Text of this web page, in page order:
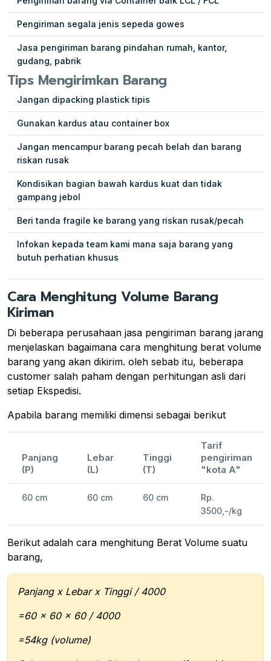
Pengiriman segala jenis sepeda gowes
Jasa pengiriman barang pindahan rumah, kantor,
gudang, pabrik
Tips Mengirimkan Barang
Jangan dipacking plastick tipis
Gunakan kardus atau container box
Jangan mencampur barang pecah belah dan barang
riskan rusak
Kondisikan bagian bawah kardus kuat dan tidak
gampang jebol
Beri tanda fragile ke barang yang riskan rusak/pecah
Infokan kepada team kami mana saja barang yang
butuh perhatian khusus
Cara Menghitung Volume Barang
Kiriman
Di beberapa perusahaan jasa pengiriman barang jarang
menjelaskan bagaimana cara menghitung berat volume
barang yang akan dikirim. oleh sebab itu, beberapa
customer salah paham dengan perhitungan asli dari
setiap Ekspedisi.
Apabila barang memiliki dimensi sebagai berikut
Panjang
(P)
Lebar
(L)
Tinggi
(T)
Tarif
pengiriman
"kota A"
60 cm 60 cm 60 cm
Rp.
3500,-/kg
Berikut adalah cara menghitung Berat Volume suatu
barang,
Panjang x Lebar x Tinggi / 4000
=60 x 60 x 60 / 4000
=54kg (volume)